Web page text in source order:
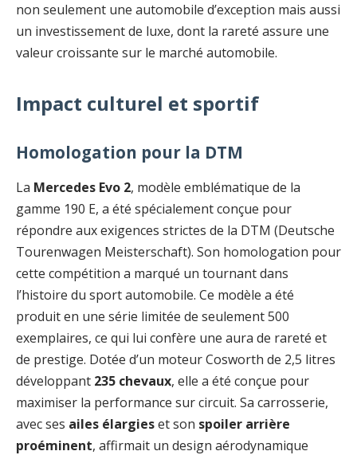
non seulement une automobile d’exception mais aussi
un investissement de luxe, dont la rareté assure une
valeur croissante sur le marché automobile.
Impact culturel et sportif
Homologation pour la DTM
La Mercedes Evo 2, modèle emblématique de la
gamme 190 E, a été spécialement conçue pour
répondre aux exigences strictes de la DTM (Deutsche
Tourenwagen Meisterschaft). Son homologation pour
cette compétition a marqué un tournant dans
l’histoire du sport automobile. Ce modèle a été
produit en une série limitée de seulement 500
exemplaires, ce qui lui confère une aura de rareté et
de prestige. Dotée d’un moteur Cosworth de 2,5 litres
développant 235 chevaux, elle a été conçue pour
maximiser la performance sur circuit. Sa carrosserie,
avec ses ailes élargieset son spoiler arrière
proéminent, affirmait un design aérodynamique